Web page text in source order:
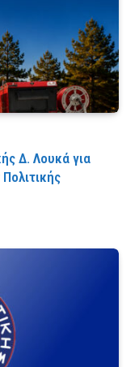
Δ. Λουκά για